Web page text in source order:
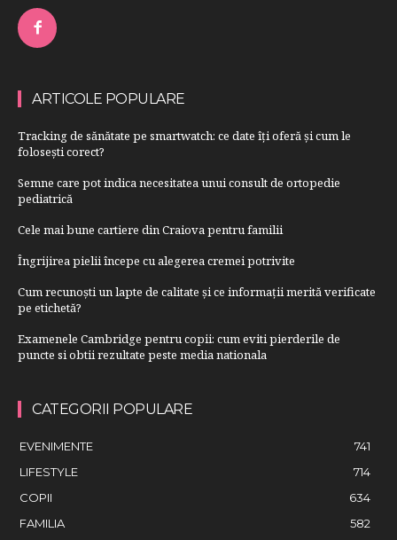
ARTICOLE POPULARE
Tracking de sănătate pe smartwatch: ce date îți oferă și cum le
folosești corect?
Semne care pot indica necesitatea unui consult de ortopedie
pediatrică
Cele mai bune cartiere din Craiova pentru familii
Îngrijirea pielii începe cu alegerea cremei potrivite
Cum recunoști un lapte de calitate și ce informații merită verificate
pe etichetă?
Examenele Cambridge pentru copii: cum eviti pierderile de
puncte si obtii rezultate peste media nationala
CATEGORII POPULARE
EVENIMENTE
741
LIFESTYLE
714
COPII
634
FAMILIA
582